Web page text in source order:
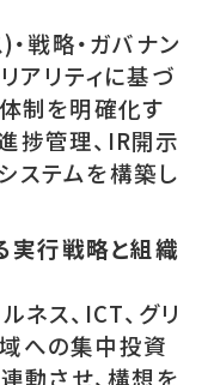
戦略・ガバナン
アリティに基づ
制を明確化す
捗管理、IR開示
ステムを構築し
実行戦略と組織
ネス、ICT、グリ
への集中投資
動させ、構想を